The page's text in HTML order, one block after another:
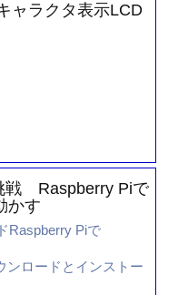
ャラクタ表示LCD
戦 Raspberry Piで
かす
Raspberry Piで
ンロードとインストー